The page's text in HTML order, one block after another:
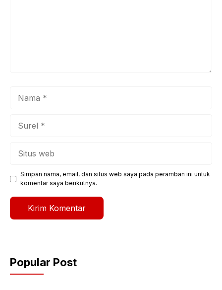
Simpan nama, email, dan situs web saya pada peramban ini untuk
komentar saya berikutnya.
Popular Post